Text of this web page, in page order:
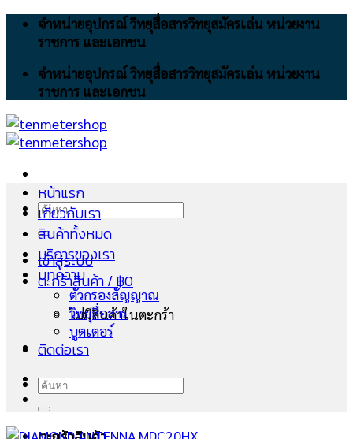
Skip
จำหน่ายอุปกรณ์ วิทยุสื่อสารวิทยุสมัครเล่น หน่วยงาน
ราชการ และเอกชน
จำหน่ายอุปกรณ์ วิทยุสื่อสารวิทยุสมัครเล่น หน่วยงาน
ราชการ และเอกชน
ค้นหา:
เข้าสู่ระบบ
ตะกร้าสินค้า /฿0
ไม่มีสินค้าในตะกร้า
หน้าแรก
เกี่ยวกับเรา
สินค้าทั้งหมด
บริการของเรา
บทความ
ตัวกรองสัญญาณ
วิทยุสื่อสาร
บูตเตอร์
ติดต่อเรา
ค้นหา: